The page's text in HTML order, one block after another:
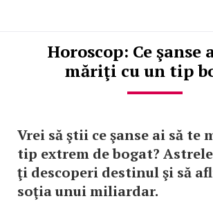
Horoscop: Ce şanse
măriţi cu un tip
Vrei să ştii ce şanse ai să te
tip extrem de bogat?
ţi descoperi destinul şi să
soţia unui miliardar.